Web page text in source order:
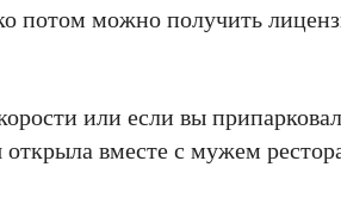
потом можно получить
или если вы
вместе с мужем